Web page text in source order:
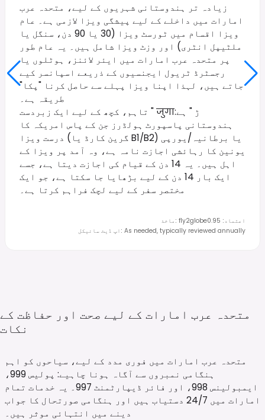
زیادہ تر ہندوستانی شہریوں کے لیے، متحدہ عرب
امارات میں داخلے کے لیے پیشگی ویزا لازمی ہے۔ عام
ویزا اقسام میں ٹورسٹ ویزا (30 یا 90 دن، سنگل یا
ملٹیپل انٹری) اور وزٹ ویزا شامل ہیں۔ یہ عام طور
پر متحدہ عرب امارات میں ایئر لائنز، ہوٹلوں یا
رجسٹرڈ ٹریول ایجنسیوں کے ذریعے اسپانسر کیے
جاتے ہیں، لہذا اپنا ویزا پہلے سے حاصل کرنا "پکا"
طریقہ ہے۔
تاہم، کچھ کے لیے ایک زبردست " जुगाڑ " ہے:
ہندوستانی پاسپورٹ ہولڈرز جن کے پاس امریکہ کا
درست ویزا (گرین کارڈ یا B1/B2) یا برطانیہ/یورپی
یونین کا رہائشی اجازت نامہ ہے، وہ آمد پر ویزا کے
اہل ہیں۔ یہ 14 دن کے قیام کی اجازت دیتا ہے، جسے
ایک بار 14 دن کے لیے بڑھایا جا سکتا ہے، جو ایک
مختصر سفر کے لیے لچک فراہم کرتا ہے۔
ماخذ : fly2globe اعتماد:
0.95
اپ ڈیٹ سائیکل : As needed, typically reviewed annually
متحدہ عرب امارات کے لیے صحت اور حفاظت کے
نکات
متحدہ عرب امارات میں فوری مدد کے لیے، سیاحوں کو اہم
ہنگامی نمبروں سے آگاہ ہونا چاہیے: پولیس 999،
ایمبولینس 998، اور فائر ڈیپارٹمنٹ 997۔ یہ خدمات تمام
امارات میں 24/7 دستیاب ہیں اور ہنگامی صورتحال کا جواب
دینے میں انتہائی موثر ہیں۔